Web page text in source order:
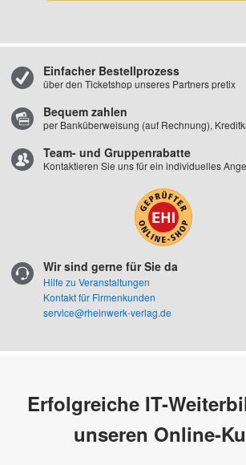
Einfacher Bestellprozess
über den Ticketshop unseres Partners pretix
Bequem zahlen
per Banküberweisung (auf Rechnung),
Team- und Gruppenrabatte
Kontaktieren Sie uns für ein individuelles
Wir sind gerne für Sie da
Hilfe zu Veranstaltungen
Kontakt für Firmenkunden
service@rheinwerk-verlag.de
Erfolgreiche IT-
unseren Online-